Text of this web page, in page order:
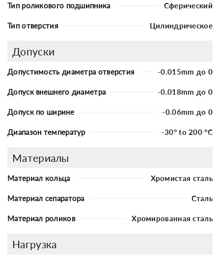
Тип роликового подшипника Сферический
Тип отверстия Цилиндрическое
Допуски
Допустимость диаметра отверстия -0.015mm до 0
Допуск внешнего диаметра -0.018mm до 0
Допуск по ширине -0.06mm до 0
Диапазон температур -30° to 200 °C
Материалы
Материал кольца Хромистая сталь
Материал сепаратора Сталь
Материал роликов Хромированная сталь
Нагрузка